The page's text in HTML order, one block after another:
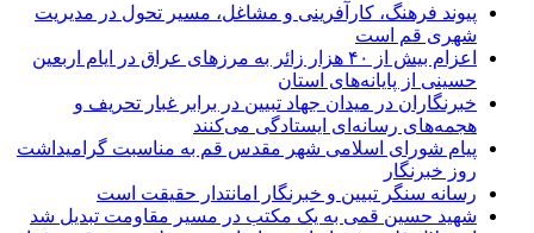
پیوند فرهنگ، کارآفرینی و مشاغل، مسیر تحول در مدیریت
شهری قم است
اعزام بیش از ۴۰ هزار زائر به مرزهای عراق در ایام اربعین
حسینی از پایانه‌های استان
خبرنگاران در میدان جهاد تبیین در برابر غبار تحریف و
هجمه‌های رسانه‌ای ایستادگی می‌کنند
پیام شورای اسلامی شهر مقدس قم به مناسبت گرامیداشت
روز خبرنگار
رسانه سنگر تبیین و خبرنگار امانتدار حقیقت است
شهید حسین قمی به یک مکتب در مسیر مقاومت تبدیل شد